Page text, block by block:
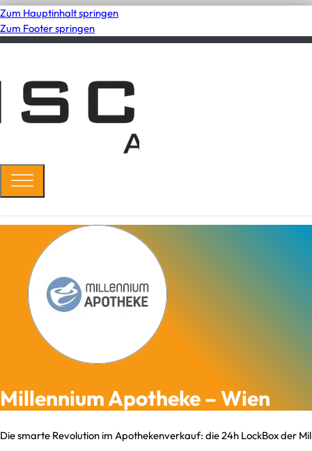
Zum Hauptinhalt springen
Zum Footer springen
Millennium Apotheke – Wien
Die smarte Revolution im Apothekenverkauf: die 24h LockBox der